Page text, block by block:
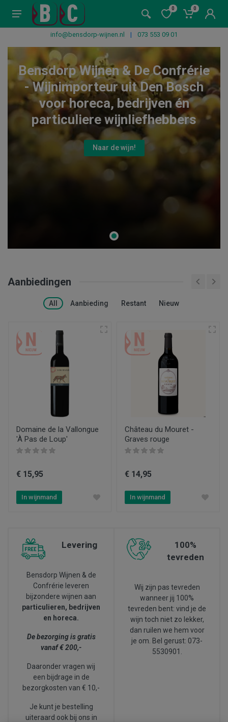
0 0
info@bensdorp-wijnen.nl | 073 553 09 01
Bensdorp Wijnen & De Confrérie
- Wijnimporteur uit Den Bosch
voor horeca, bedrijven én
particuliere wijnliefhebbers
Naar de wijn!
Aanbiedingen
All Aanbieding Restant Nieuw
Domaine de la Vallongue
'À Pas de Loup'
€ 15,95
In wijnmand
Château du Mouret -
Graves rouge
€ 14,95
In wijnmand
Levering
Bensdorp Wijnen & de
Confrérie leveren
bijzondere wijnen aan
particulieren, bedrijven
en horeca.
De bezorging is gratis
vanaf € 200,-
Daaronder vragen wij
een bijdrage in de
bezorgkosten van € 10,-
Je kunt je bestelling
uiteraard ook bij ons in
100%
tevreden
Wij zijn pas tevreden
wanneer jij 100%
tevreden bent: vind je de
wijn toch niet zo lekker,
dan ruilen we hem voor
je om. Bel gerust: 073-
5530901.